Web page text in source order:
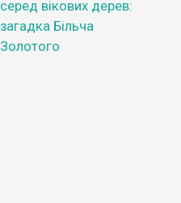
серед вікових дерев:
загадка Більча
Золотого